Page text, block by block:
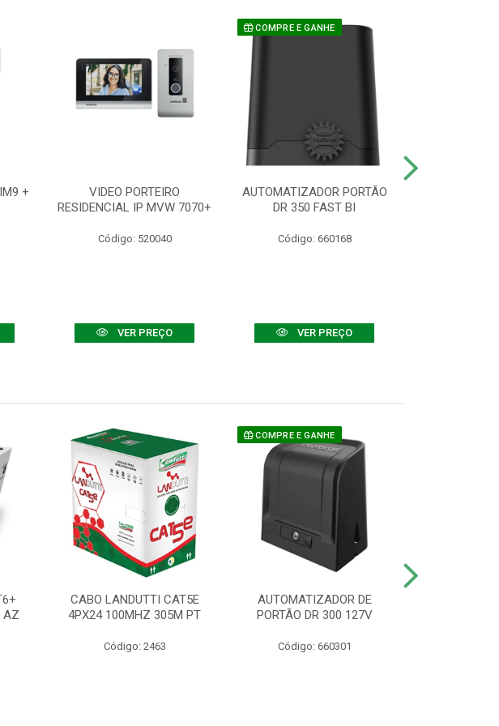
+
VIDEO PORTEIRO
RESIDENCIAL IP MVW 7070+
Código: 520040
VER PREÇO
COMPRE E GANHE
AUTOMATIZADOR PORTÃO
DR 350 FAST BI
Código: 660168
VER PREÇO
AZ
CABO LANDUTTI CAT5E
4PX24 100MHZ 305M PT
Código: 2463
COMPRE E GANHE
AUTOMATIZADOR DE
PORTÃO DR 300 127V
Código: 660301